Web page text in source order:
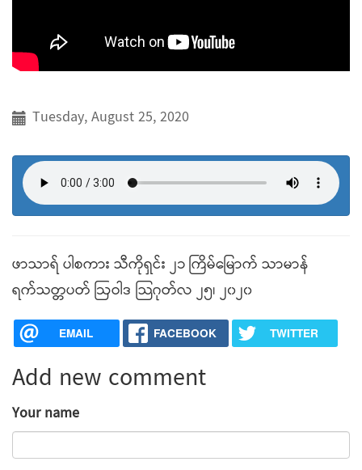
Tuesday, August 25, 2020
ဖာသာရ် ပါစကား သီကိုရှင်း ၂၁ ကြိမ်မြောက် သာမာန်
ရက်သတ္တပတ် ဩဝါဒ သြဂုတ်လ ၂၅၊ ၂၀၂၀
EMAIL FACEBOOK TWITTER
Add new comment
Your name